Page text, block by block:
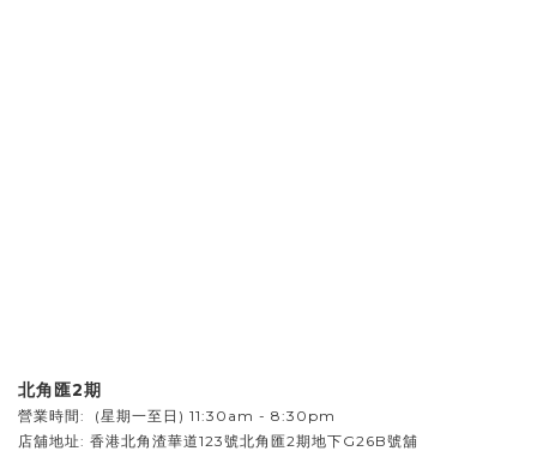
北角匯2期
營業時間: (星期一至日) 11:30am - 8:30pm
店舖地址: 香港北角渣華道123號北角匯2期地下G26B號舖